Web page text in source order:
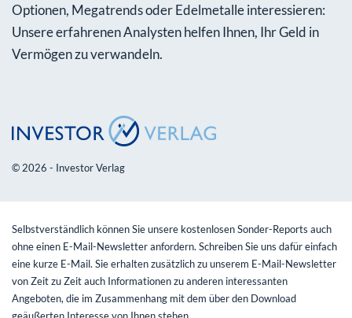
Optionen, Megatrends oder Edelmetalle interessieren:
Unsere erfahrenen Analysten helfen Ihnen, Ihr Geld in
Vermögen zu verwandeln.
© 2026 - Investor Verlag
Selbstverständlich können Sie unsere kostenlosen Sonder-Reports auch
ohne einen E-Mail-Newsletter anfordern. Schreiben Sie uns dafür einfach
eine kurze E-Mail. Sie erhalten zusätzlich zu unserem E-Mail-Newsletter
von Zeit zu Zeit auch Informationen zu anderen interessanten
Angeboten, die im Zusammenhang mit dem über den Download
geäußerten Interesse von Ihnen stehen.